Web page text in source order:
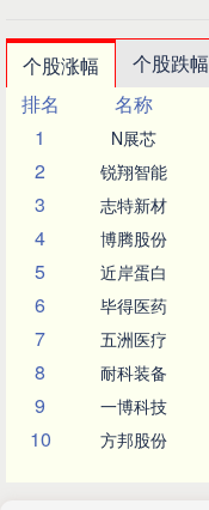
个股涨幅 个股跌幅
排名
名称
1
N展芯
2 锐翔智能
3 志特新材
4 博腾股份
5 近岸蛋白
6 毕得医药
7 五洲医疗
8 耐科装备
9 一博科技
10 方邦股份